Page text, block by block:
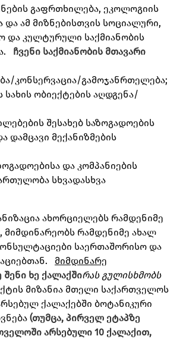
გაფრთხილება, ეკოლოგიის
და ამ მიზნებისთვის სოციალური,
და კულტურული საქმიანობის
ჩვენი საქმიანობის მთავარი
კონსერვაცია/გამოჯანრთელება;
სახის ობიექტების აღდგენა/
შესახებ საზოგადოების
დამცავი მექანიზმების
და კომპანიების
სხვადასხვა
ახორციელებს რამდენიმე
მიმდინარეობს რამდენიმე ახალ
საერთაშორისო და
მიმდინარე
შენი ხე ქალაქშირას გულისხმობს
მიზანია მთელი საქართველოს
ქალაქებში ბოტანიკური
(თუმცა, პირველ ეტაპზე
არსებული 10 ქალაქით,